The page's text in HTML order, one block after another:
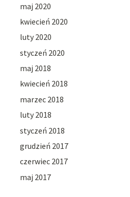
maj 2020
kwiecień 2020
luty 2020
styczeń 2020
maj 2018
kwiecień 2018
marzec 2018
luty 2018
styczeń 2018
grudzień 2017
czerwiec 2017
maj 2017